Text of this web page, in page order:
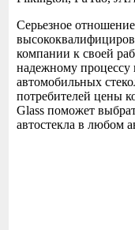
Серьезное отношение
компании к своей
надежному процессу
автомобильных
потребителей цены
Glass поможет
автостекла в любом